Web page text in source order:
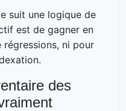
suit une logique de
est de gagner en
ni pour
des